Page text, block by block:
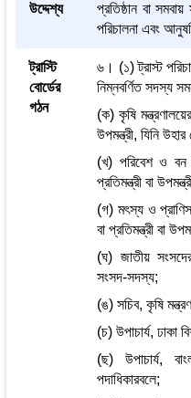
উদ্দেশ্য
প্রতিষ্ঠান বা
পরিচালনা এবং
ট্রাস্টি
বোর্ডের
গঠন
৬। (১) ট্রাস্ট
নিম্নবর্ণিত সদস্য
(ক) কৃষি
উপমন্ত্রী, যিনি
(খ) পরিবেশ ও বন
প্রতিমন্ত্রী বা
(গ) মৎস্য ও
বা প্রতিমন্ত্রী বা
(ঘ) জাতীয়
সংসদ-সদস্য;
(ঙ) সচিব, কৃষি
(চ) উপাচার্য, ঢাকা
(ছ) উপাচার্য,
পদাধিকারবলে;